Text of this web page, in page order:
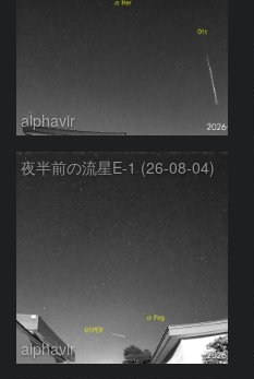
alphavir
夜半前の流星E-1 (26-08-04)
alphavir